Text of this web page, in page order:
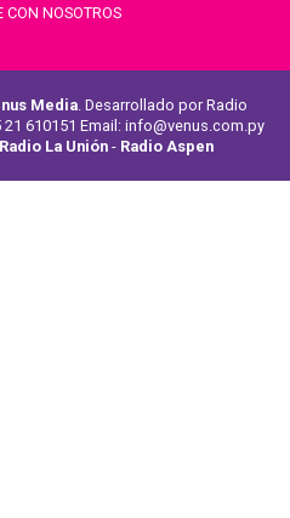
CON NOSOTROS
Media. Desarrollado por Radio
21 610151 Email: info@venus.com.py
Radio La Unión - Radio Aspen